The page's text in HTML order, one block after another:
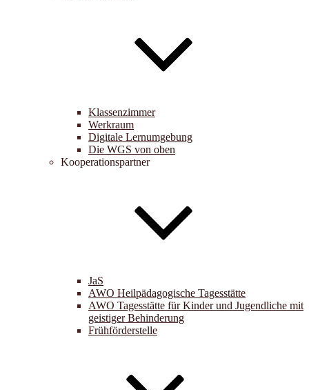
Klassenzimmer
Werkraum
Digitale Lernumgebung
Die WGS von oben
Kooperationspartner
JaS
AWO Heilpädagogische Tagesstätte
AWO Tagesstätte für Kinder und Jugendliche mit
geistiger Behinderung
Frühförderstelle